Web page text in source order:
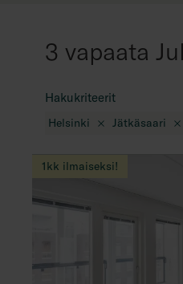
3 vapaata
Hakukriteerit
Helsinki Jätkäsaari
1kk ilmaiseksi!